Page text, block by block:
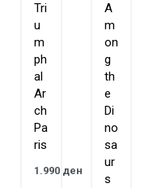
ГОБЛИН е
Македонија.
Tri
u
m
ph
al
Ar
ch
Pa
ris
1.990 ден
A
m
on
g
th
e
Di
no
sa
ur
s